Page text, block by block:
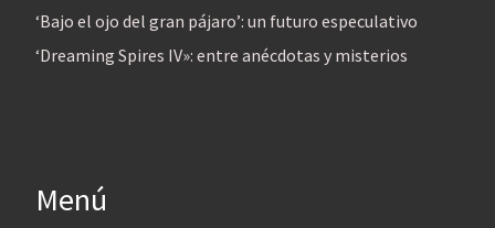
‘Bajo el ojo del gran pájaro’: un futuro especulativo
‘Dreaming Spires IV»: entre anécdotas y misterios
Menú